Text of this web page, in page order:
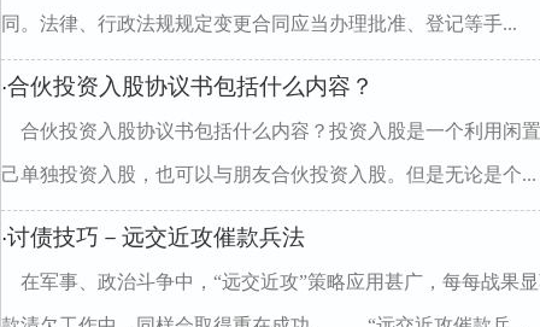
同。法律、行政法规规定变更合同应当办理批准、登记等手...
·合伙投资入股协议书包括什么内容？
合伙投资入股协议书包括什么内容？投资入股是一个利用闲
己单独投资入股，也可以与朋友合伙投资入股。但是无论是个...
·讨债技巧－远交近攻催款兵法
在军事、政治斗争中，“远交近攻”策略应用甚广，每每战果